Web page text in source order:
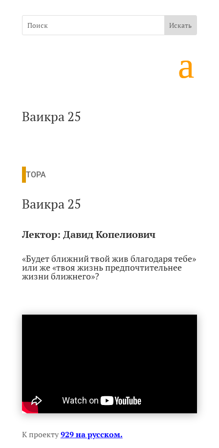
Ваикра 25
ТОРА
Ваикра 25
Лектор: Давид Копелиович
«Будет ближний твой жив благодаря тебе»
или же «твоя жизнь предпочтительнее
жизни ближнего»?
К проекту929 на русском.